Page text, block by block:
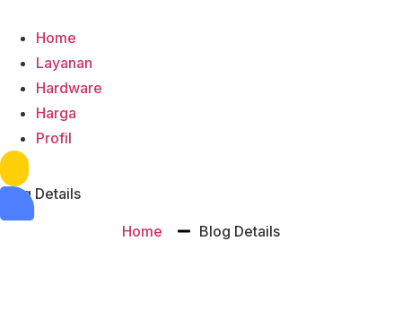
Home
Layanan
Hardware
Harga
Profil
Hamburger Toggle Menu
Blog Details
Home Blog Details